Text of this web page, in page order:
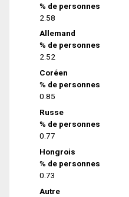
% de personnes
2.58
Allemand
% de personnes
2.52
Coréen
% de personnes
0.85
Russe
% de personnes
0.77
Hongrois
% de personnes
0.73
Autre